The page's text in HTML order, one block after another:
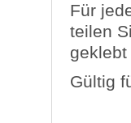
Für
teilen
Gültig